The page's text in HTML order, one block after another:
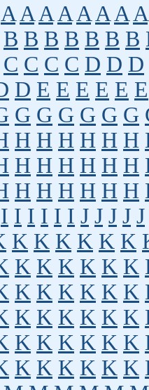
A A A A A A A A
B B B B B B B
C C C C D D D
D E E E E E E
G G G G G G
H H H H H H
H H H H H H
H H H H H H
I I I I I I J J J J J
K K K K K K
K K K K K K
K K K K K K
K K K K K K
K K K K K K
K K K K K K